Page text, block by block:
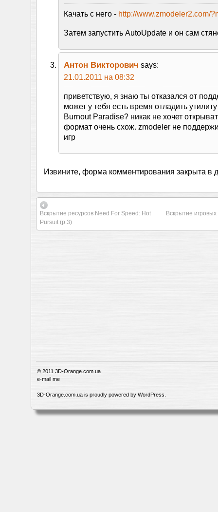
Качать с него - http://www.zmodeler2.com/
Затем запустить AutoUpdate и он сам
Антон Викторович says:
21.01.2011 на 08:32
приветствую, я знаю ты отказался от
может у тебя есть время отладить
Burnout Paradise? никак не хочет
формат очень схож. zmodeler не
игр
Извините, форма комментирования закрыта в
Вскрытие ресурсов Need For Speed: Hot
Pursuit (p.3)
Вскрытие
© 2011 3D-Orange.com.ua
e-mail me
3D-Orange.com.ua is proudly powered by WordPress